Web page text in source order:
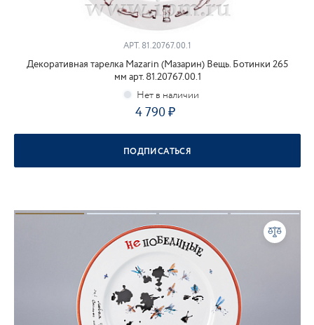
АРТ. 81.20767.00.1
Декоративная тарелка Mazarin (Мазарин) Вещь. Ботинки 265
мм арт. 81.20767.00.1
4 790
ПОДПИСАТЬСЯ